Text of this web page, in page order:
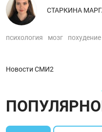
СТАРКИНА
психология мозг похудение
Новости СМИ2